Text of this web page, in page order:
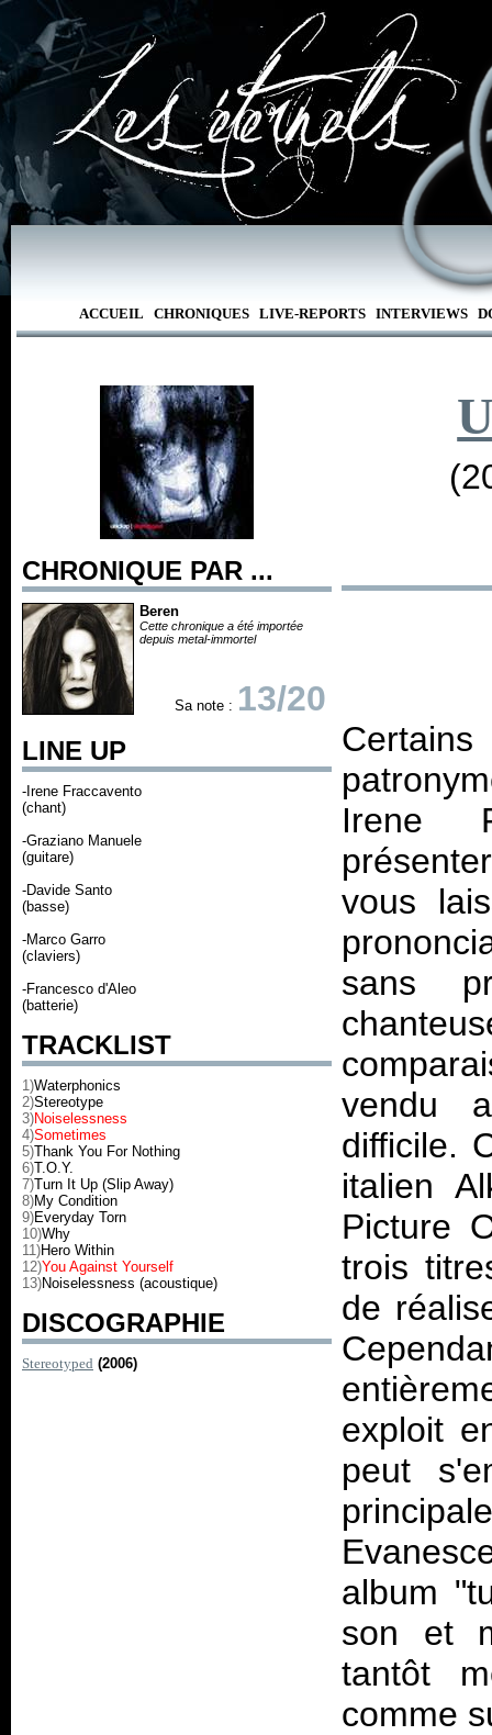
ACCUEIL CHRONIQUES LIVE-REPORTS INTERVIEWS
CHRONIQUE PAR ...
Beren
Cette chronique a été importée
depuis metal-immortel
Sa note : 13/20
LINE UP
-Irene Fraccavento
(chant)
-Graziano Manuele
(guitare)
-Davide Santo
(basse)
-Marco Garro
(claviers)
-Francesco d'Aleo
(batterie)
TRACKLIST
1)Waterphonics
2)Stereotype
3)Noiselessness
4)Sometimes
5)Thank You For Nothing
6)T.O.Y.
7)Turn It Up (Slip Away)
8)My Condition
9)Everyday Torn
10)Why
11)Hero Within
12)You Against Yourself
13)Noiselessness (acoustique)
DISCOGRAPHIE
Stereotyped (2006)
Irene
vous
sans
vendu
difficile.
italien
Picture
trois
de
exploit
peut
album
son et
tantôt
comme